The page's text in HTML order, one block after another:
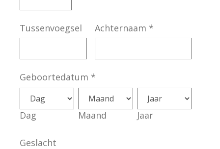
Tussenvoegsel Achternaam *
Geboortedatum *
Dag Maand Jaar
Geslacht